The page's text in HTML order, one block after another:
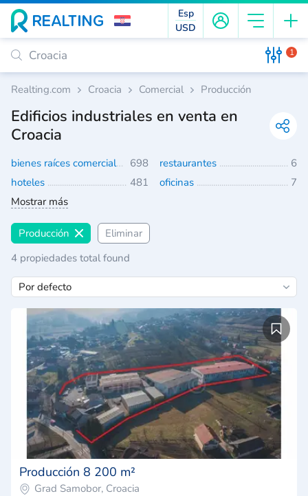
Esp
USD
1
Realting.com Croacia Comercial Producción
Edificios industriales en venta en
Croacia
bienes raíces comerciales 698 restaurantes
6
hoteles
481 oficinas
7
Mostrar más
Producción
Eliminar
4 propiedades total found
Producción 8 200 m²
Grad Samobor, Croacia